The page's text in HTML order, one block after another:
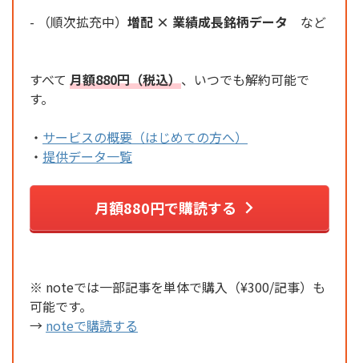
- （順次拡充中） 増配 × 業績成長銘柄データ など
すべて 月額880円（税込）、いつでも解約可能で
す。
・ サービスの概要（はじめての方へ）
・ 提供データ一覧
月額880円で購読する
※ noteでは一部記事を単体で購入（¥300/記事）も
可能です。
→ noteで購読する